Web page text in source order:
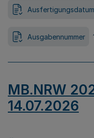
Ausfertigungsdatum
Ausgabennummer
MB.NRW
14.07.2026